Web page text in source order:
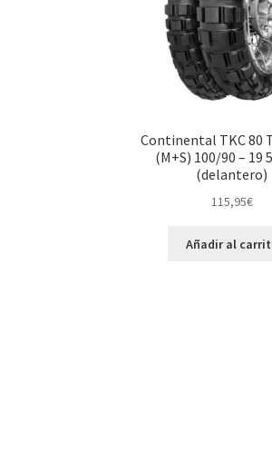
Continental TKC 80
(M+S) 100/90 – 19
(delantero)
115,95€
Añadir al